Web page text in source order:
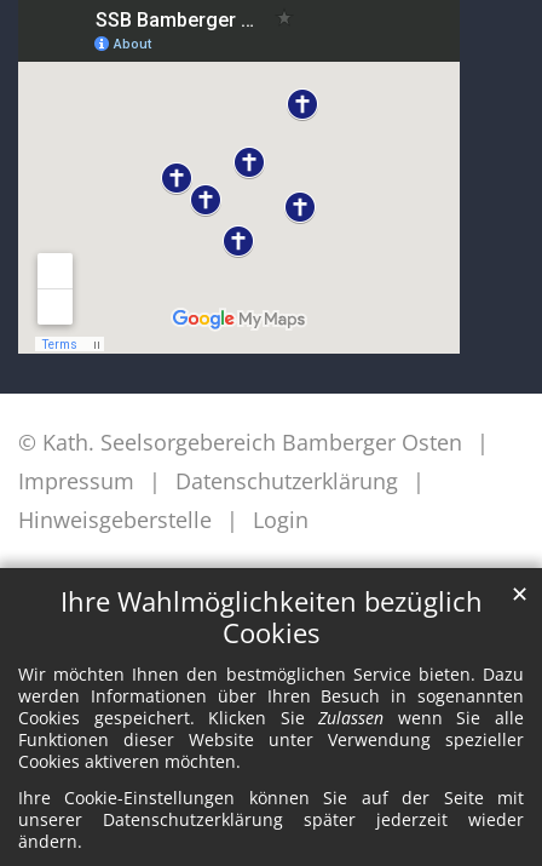
Ihre Wahlmöglichkeiten bezüglich
Cookies
Wir möchten Ihnen den bestmöglichen Service bieten. Dazu
werden Informationen über Ihren Besuch in sogenannten
Cookies gespeichert. Klicken SieZulassen wenn Sie alle
Funktionen dieser Website unter Verwendung spezieller
Cookies aktiveren möchten.
Ihre Cookie-Einstellungen können Sie auf der Seite mit
unserer Datenschutzerklärung später jederzeit wieder
ändern.
✕
© Kath. Seelsorgebereich Bamberger Osten
Impressum
Datenschutzerklärung
Hinweisgeberstelle
Login